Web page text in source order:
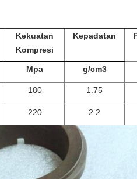
Kekuatan
Kompresi
Kepadatan
Mpa g/cm3
180 1.75
220 2.2